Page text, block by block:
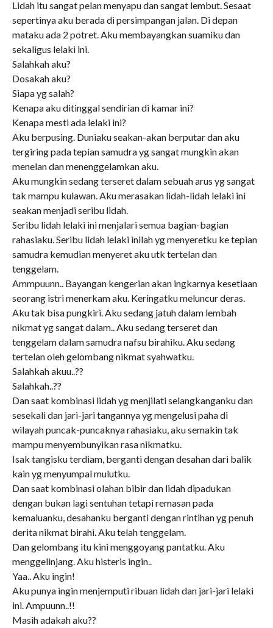
Lidah itu sangat pelan menyapu dan sangat lembut. Sesaat
sepertinya aku berada di persimpangan jalan. Di depan
mataku ada 2 potret. Aku membayangkan suamiku dan
sekaligus lelaki ini.
Salahkah aku?
Dosakah aku?
Siapa yg salah?
Kenapa aku ditinggal sendirian di kamar ini?
Kenapa mesti ada lelaki ini?
Aku berpusing. Duniaku seakan-akan berputar dan aku
tergiring pada tepian samudra yg sangat mungkin akan
menelan dan menenggelamkan aku.
Aku mungkin sedang terseret dalam sebuah arus yg sangat
tak mampu kulawan. Aku merasakan lidah-lidah lelaki ini
seakan menjadi seribu lidah.
Seribu lidah lelaki ini menjalari semua bagian-bagian
rahasiaku. Seribu lidah lelaki inilah yg menyeretku ke tepian
samudra kemudian menyeret aku utk tertelan dan
tenggelam.
Ammpuunn.. Bayangan kengerian akan ingkarnya kesetiaan
seorang istri menerkam aku. Keringatku meluncur deras.
Aku tak bisa pungkiri. Aku sedang jatuh dalam lembah
nikmat yg sangat dalam.. Aku sedang terseret dan
tenggelam dalam samudra nafsu birahiku. Aku sedang
tertelan oleh gelombang nikmat syahwatku.
Salahkah akuu..??
Salahkah..??
Dan saat kombinasi lidah yg menjilati selangkanganku dan
sesekali dan jari-jari tangannya yg mengelusi paha di
wilayah puncak-puncaknya rahasiaku, aku semakin tak
mampu menyembunyikan rasa nikmatku.
Isak tangisku terdiam, berganti dengan desahan dari balik
kain yg menyumpal mulutku.
Dan saat kombinasi olahan bibir dan lidah dipadukan
dengan bukan lagi sentuhan tetapi remasan pada
kemaluanku, desahanku berganti dengan rintihan yg penuh
derita nikmat birahi. Aku telah tenggelam.
Dan gelombang itu kini menggoyang pantatku. Aku
menggelinjang. Aku histeris ingin..
Yaa.. Aku ingin!
Aku punya ingin menjemputi ribuan lidah dan jari-jari lelaki
ini. Ampuunn..!!
Masih adakah aku??